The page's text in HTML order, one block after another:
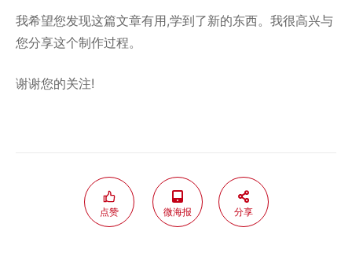
我希望您发现这篇文章有用,学到了新的东西。我很高兴与
您分享这个制作过程。
谢谢您的关注!
点赞 微海报 分享